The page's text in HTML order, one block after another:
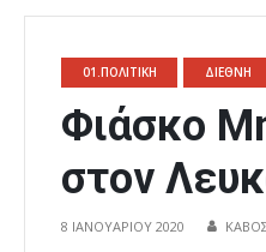
01.ΠΟΛΙΤΙΚΗ ΔΙΕΘΝΗ
Φιάσκο
στον
8 ΙΑΝΟΥΑΡΊΟΥ 2020